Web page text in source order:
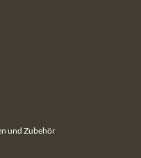
und Zubehör